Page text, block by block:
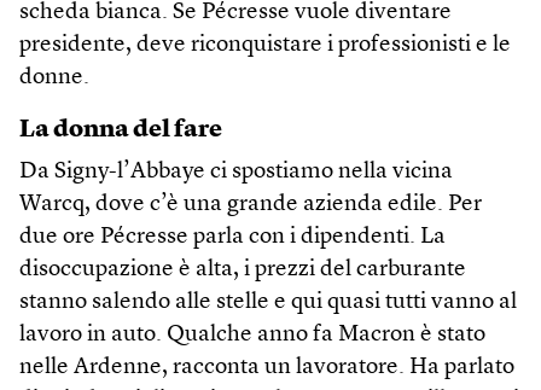
scheda bianca. Se Pécresse vuole diventare
presidente, deve riconquistare i professionisti e le
donne.
La donna del fare
Da Signy-l’Abbaye ci spostiamo nella vicina
Warcq, dove c’è una grande azienda edile. Per
due ore Pécresse parla con i dipendenti. La
disoccupazione è alta, i prezzi del carburante
stanno salendo alle stelle e qui quasi tutti vanno al
lavoro in auto. Qualche anno fa Macron è stato
nelle Ardenne, racconta un lavoratore. Ha parlato